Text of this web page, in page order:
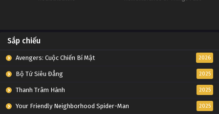
Sắp chiếu
Avengers: Cuộc Chiến Bí Mật 2026
Bộ Tứ Siêu Đẳng 2025
Thanh Trâm Hành 2025
Your Friendly Neighborhood Spider-Man 2025